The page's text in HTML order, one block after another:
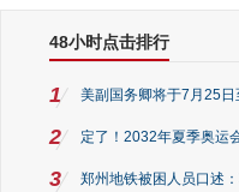
48小时点击排行
1 美副国务卿将于7月25
2 定了！2032年夏季奥运
3 郑州地铁被困人员口述